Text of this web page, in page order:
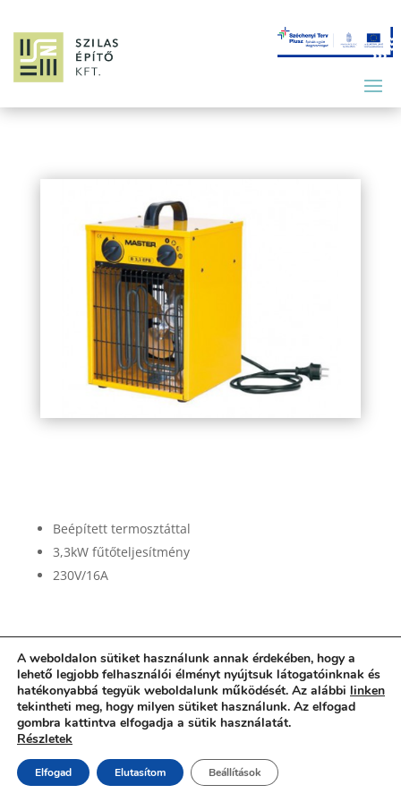
Beépített termosztáttal
3,3kW fűtőteljesítmény
230V/16A
A weboldalon sütiket használunk annak érdekében, hogy a
lehető legjobb felhasználói élményt nyújtsuk látogatóinknak és
hatékonyabbá tegyük weboldalunk működését. Az alábbi linken
tekintheti meg, hogy milyen sütiket használunk. Az elfogad
gombra kattintva elfogadja a sütik használatát.
Részletek
Elfogad Elutasítom Beállítások